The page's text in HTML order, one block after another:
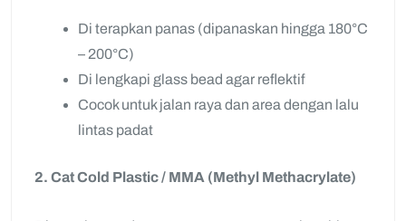
Di terapkan panas (dipanaskan hingga 180°C
– 200°C)
Di lengkapi glass bead agar reflektif
Cocok untuk jalan raya dan area dengan lalu
lintas padat
2. Cat Cold Plastic / MMA (Methyl Methacrylate)